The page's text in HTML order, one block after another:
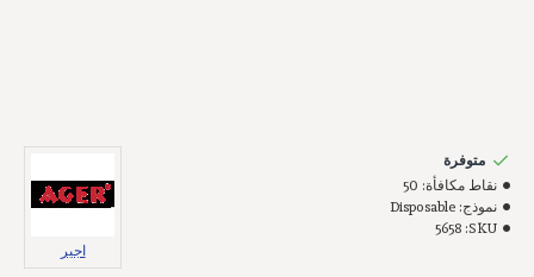
متوفرة
نقاط مكافأة: 50
نموذج: Disposable
SKU:
5658
اجير